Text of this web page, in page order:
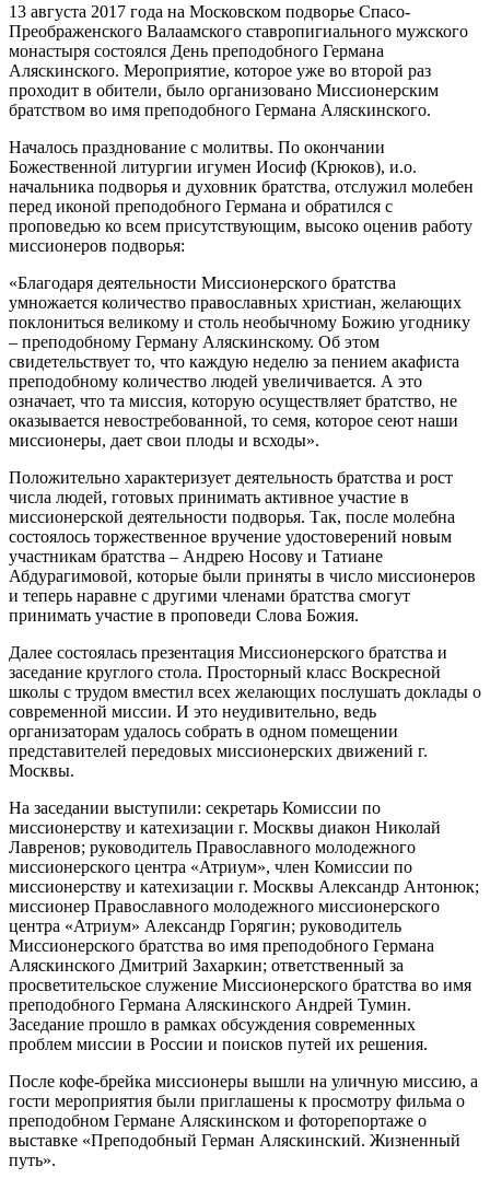
13 августа 2017 года на Московском подворье Спасо-
Преображенского Валаамского ставропигиального мужского
монастыря состоялся День преподобного Германа
Аляскинского. Мероприятие, которое уже во второй раз
проходит в обители, было организовано Миссионерским
братством во имя преподобного Германа Аляскинского.
Началось празднование с молитвы. По окончании
Божественной литургии игумен Иосиф (Крюков), и.о.
начальника подворья и духовник братства, отслужил молебен
перед иконой преподобного Германа и обратился с
проповедью ко всем присутствующим, высоко оценив работу
миссионеров подворья:
«Благодаря деятельности Миссионерского братства
умножается количество православных христиан, желающих
поклониться великому и столь необычному Божию угоднику
– преподобному Герману Аляскинскому. Об этом
свидетельствует то, что каждую неделю за пением акафиста
преподобному количество людей увеличивается. А это
означает, что та миссия, которую осуществляет братство, не
оказывается невостребованной, то семя, которое сеют наши
миссионеры, дает свои плоды и всходы».
Положительно характеризует деятельность братства и рост
числа людей, готовых принимать активное участие в
миссионерской деятельности подворья. Так, после молебна
состоялось торжественное вручение удостоверений новым
участникам братства – Андрею Носову и Татиане
Абдурагимовой, которые были приняты в число миссионеров
и теперь наравне с другими членами братства смогут
принимать участие в проповеди Слова Божия.
Далее состоялась презентация Миссионерского братства и
заседание круглого стола. Просторный класс Воскресной
школы с трудом вместил всех желающих послушать доклады о
современной миссии. И это неудивительно, ведь
организаторам удалось собрать в одном помещении
представителей передовых миссионерских движений г.
Москвы.
На заседании выступили: секретарь Комиссии по
миссионерству и катехизации г. Москвы диакон Николай
Лавренов; руководитель Православного молодежного
миссионерского центра «Атриум», член Комиссии по
миссионерству и катехизации г. Москвы Александр Антонюк;
миссионер Православного молодежного миссионерского
центра «Атриум» Александр Горягин; руководитель
Миссионерского братства во имя преподобного Германа
Аляскинского Дмитрий Захаркин; ответственный за
просветительское служение Миссионерского братства во имя
преподобного Германа Аляскинского Андрей Тумин.
Заседание прошло в рамках обсуждения современных
проблем миссии в России и поисков путей их решения.
После кофе-брейка миссионеры вышли на уличную миссию, а
гости мероприятия были приглашены к просмотру фильма о
преподобном Германе Аляскинском и фоторепортаже о
выставке «Преподобный Герман Аляскинский. Жизненный
путь».